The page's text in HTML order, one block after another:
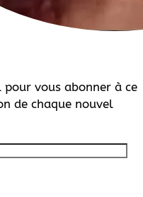
vous abonner à ce
de chaque nouvel